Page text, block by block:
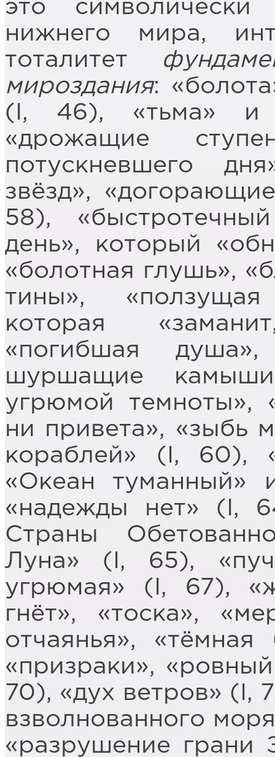
это
нижнего мира,
тоталитет
мироздания:
(I, 46), «тьма» и
«дрожащие
потускневшего
звёзд»,
58),
день», который
«болотная глушь»,
тины»,
которая
«погибшая
шуршащие
угрюмой темноты»,
ни привета», «зыбь
кораблей» (I, 60),
«Океан туманный»
«надежды нет» (I,
Страны
Луна» (I, 65),
угрюмая» (I, 67),
гнёт», «тоска»,
отчаянья»,
«призраки»,
70), «дух ветров» (I,
взволнованного
«разрушение грани